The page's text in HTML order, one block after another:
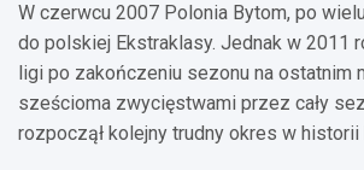
W czerwcu 2007 Polonia Bytom, po
do polskiej Ekstraklasy. Jednak w 2011
ligi po zakończeniu sezonu na ostatnim
sześcioma zwycięstwami przez cały
rozpoczął kolejny trudny okres w historii